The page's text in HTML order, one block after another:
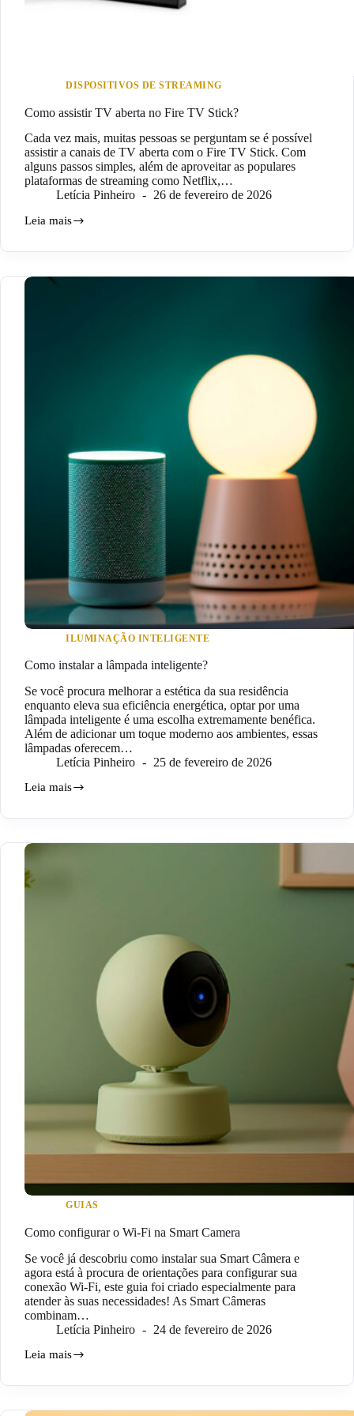
DISPOSITIVOS DE STREAMING
Como assistir TV aberta no Fire TV Stick?
Cada vez mais, muitas pessoas se perguntam se é possível
assistir a canais de TV aberta com o Fire TV Stick. Com
alguns passos simples, além de aproveitar as populares
plataformas de streaming como Netflix,…
Letícia Pinheiro
26 de fevereiro de 2026
Leia mais
Como
TV
no
ILUMINAÇÃO INTELIGENTE
Como instalar a lâmpada inteligente?
Se você procura melhorar a estética da sua residência
enquanto eleva sua eficiência energética, optar por uma
lâmpada inteligente é uma escolha extremamente benéfica.
Além de adicionar um toque moderno aos ambientes, essas
lâmpadas oferecem…
Letícia Pinheiro
25 de fevereiro de 2026
Leia mais
Como
a
inteligente?
GUIAS
Como configurar o Wi-Fi na Smart Camera
Se você já descobriu como instalar sua Smart Câmera e
agora está à procura de orientações para configurar sua
conexão Wi-Fi, este guia foi criado especialmente para
atender às suas necessidades! As Smart Câmeras
combinam…
Letícia Pinheiro
24 de fevereiro de 2026
Leia mais
Como
o